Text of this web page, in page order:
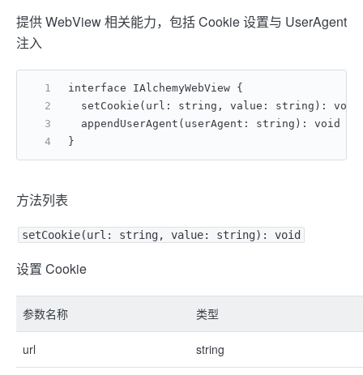
提供 WebView 相关能力，包括 Cookie 设置与 UserAgent
注入
interface IAlchemyWebView {
setCookie(url: string, value: string): void
appendUserAgent(userAgent: string): void //
}
方法列表
setCookie(url: string, value: string): void
设置 Cookie
参数名称 类型
url string